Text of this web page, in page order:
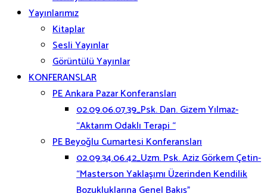
Yayınlarımız
Kitaplar
Sesli Yayınlar
Görüntülü Yayınlar
KONFERANSLAR
PE Ankara Pazar Konferansları
02.09.06.07.39_Psk. Dan. Gizem Yılmaz-
“Aktarım Odaklı Terapi “
PE Beyoğlu Cumartesi Konferansları
02.09.34.06.42_Uzm. Psk. Aziz Görkem Çetin-
“Masterson Yaklaşımı Üzerinden Kendilik